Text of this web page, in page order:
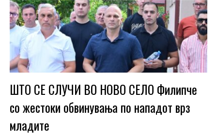
ШТО СЕ СЛУЧИ ВО НОВО СЕЛО Филипче
со жестоки обвинувања по нападот врз
младите